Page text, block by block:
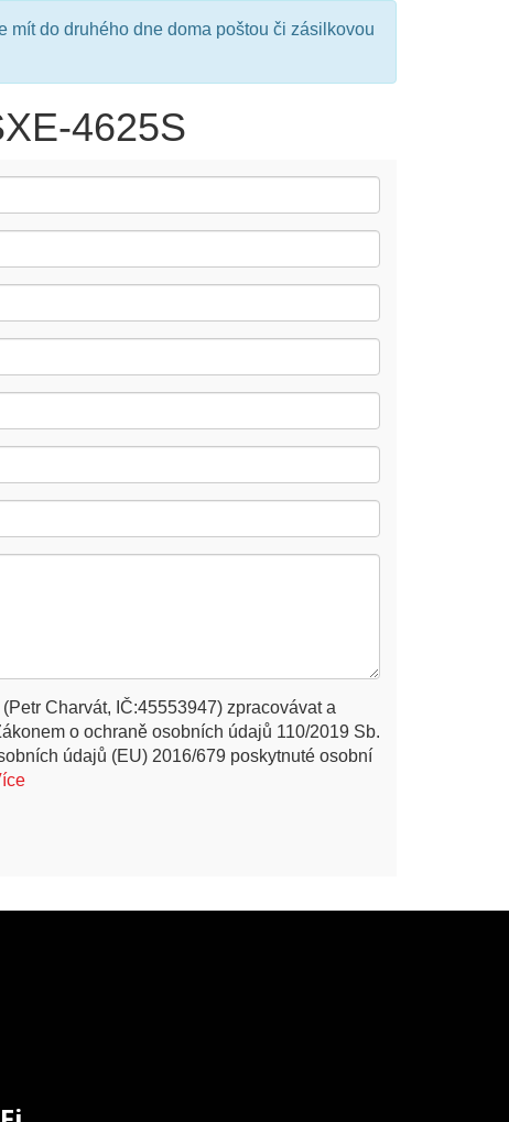
mít do druhého dne doma poštou či zásilkovou
4625S
Charvát, IČ:45553947) zpracovávat a
o ochraně osobních údajů 110/2019 Sb.
údajů (EU) 2016/679 poskytnuté osobní